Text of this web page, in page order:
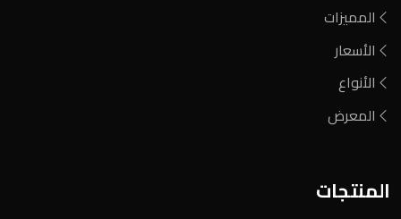
المميزات
الأسعار
الأنواع
المعرض
المنتجات